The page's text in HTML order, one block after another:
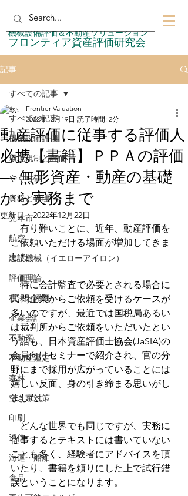
​フロンティア資産評価研究会
​機械設備評価＆不動産ソリューション
記事
すべての記事
機械設備評価
環境規制と評価
やぐら鶴
資格と倫理
見本市
航空
建設機械（イエローアイロン）
評価理論
税法と評価
企業会計
不動産
不動産鑑定
森林
空き家対策
印刷
通信
海運・船舶
食品
すべての記事
動産評価に従事する評価人
必携【書籍】ＰＰＡの評価
— 無形資産・動産の基礎
から実務まで
Frontier Valuation
2022年12月19日 読了時間: 2分
更新日：2022年12月22日
有り難いことに、近年、動産評価を
ご依頼いただける場面が増加してきま
した。
特に会計監査で必要とされる場合に
民間企業からご依頼を受けるケースが
多いのですが、最近では国税局あるい
は裁判所からご依頼をいただいたとい
う話も、日本資産評価士協会(JaSIA)の
会員向けセミナーで紹介され、官の分
野にまで採用が広がっていることには
嬉しい反面、身の引き締まる思いがし
ました。
どんな世界でも同じですが、実務に
従事するとテキストには書いていない
ことも多く、経験者にアドバイスを頂
いたり、書籍を頼りにした上で試行錯
誤ということになります。